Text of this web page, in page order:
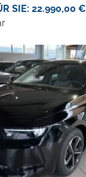
SIE: 22.990,00 €